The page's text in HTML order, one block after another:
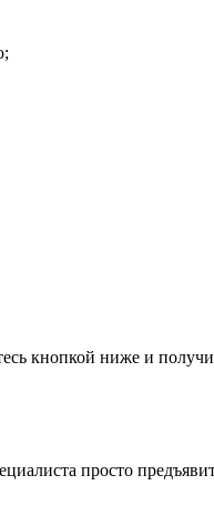
кнопкой ниже и
просто